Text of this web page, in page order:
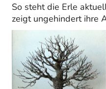
So steht die Erle
zeigt ungehindert ihre